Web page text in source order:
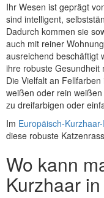
Ihr Wesen ist geprägt
sind intelligent,
Dadurch kommen sie
auch mit reiner
ausreichend beschäftigt
ihre robuste Gesundheit
Die Vielfalt an
weißen oder rein
zu dreifarbigen oder
Im Europäisch-
diese robuste
Wo kann
Kurzhaar